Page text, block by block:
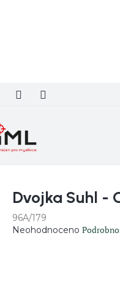
Dvojka Suhl -
96A/179
Průměrné
Neohodnoceno